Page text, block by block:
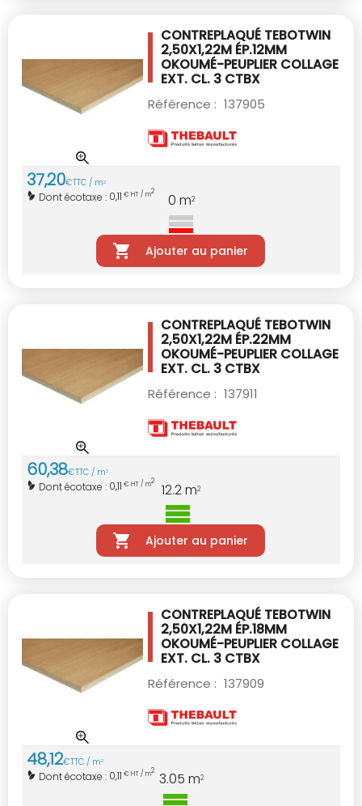
CONTREPLAQUÉ TEBOTWIN
2,50X1,22M ÉP.12MM
OKOUMÉ-PEUPLIER COLLAGE
EXT. CL. 3 CTBX
Référence : 137905
37,20€TTC / m2
Dont écotaxe : 0,11 € HT / m2 0 m2
Ajouter au panier
CONTREPLAQUÉ TEBOTWIN
2,50X1,22M ÉP.22MM
OKOUMÉ-PEUPLIER COLLAGE
EXT. CL. 3 CTBX
Référence : 137911
60,38€TTC / m2
Dont écotaxe : 0,11 € HT / m2 12.2m2
Ajouter au panier
CONTREPLAQUÉ TEBOTWIN
2,50X1,22M ÉP.18MM
OKOUMÉ-PEUPLIER COLLAGE
EXT. CL. 3 CTBX
Référence : 137909
48,12€TTC / m2
Dont écotaxe : 0,11 € HT / m2 3.05 m2